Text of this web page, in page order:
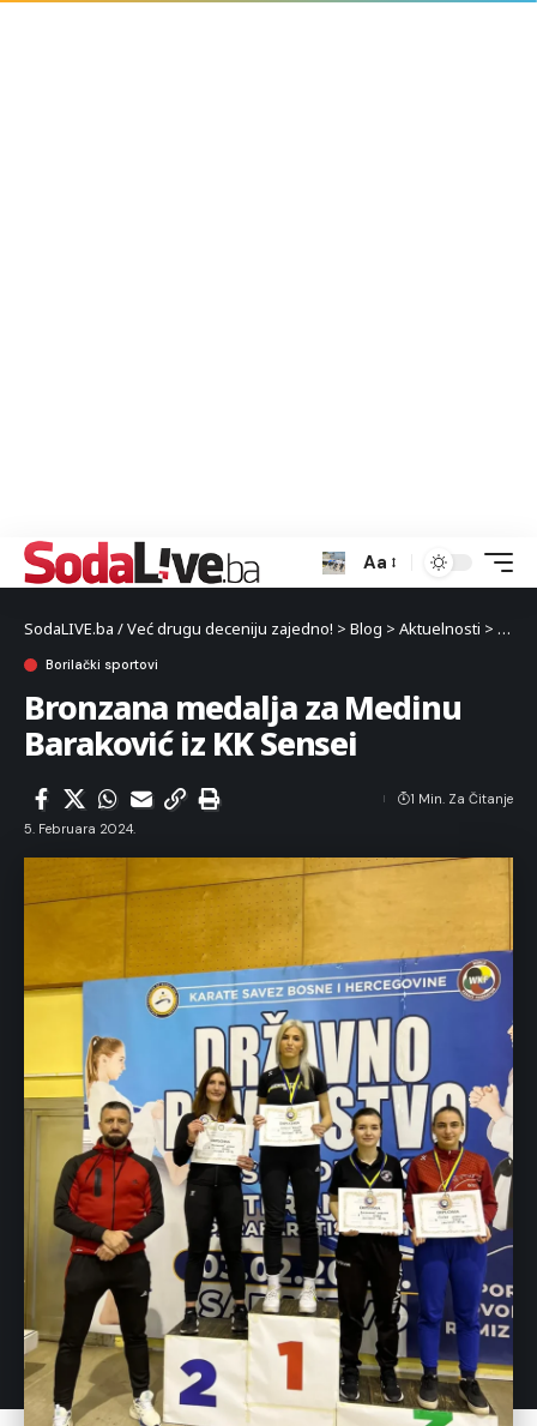
Aa
SodaLIVE.ba / Već drugu deceniju zajedno! > Blog > Aktuelnosti > Sport
Borilački sportovi
Bronzana medalja za Medinu
Baraković iz KK Sensei
5. Februara 2024.
1 Min. Za Čitanje